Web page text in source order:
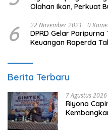
Olahan Ikan, Perkuat
6 22 November 2021 0
DPRD Gelar
Keuangan Raperda
Berita Terbaru
7 Agustus 2026
Riyono